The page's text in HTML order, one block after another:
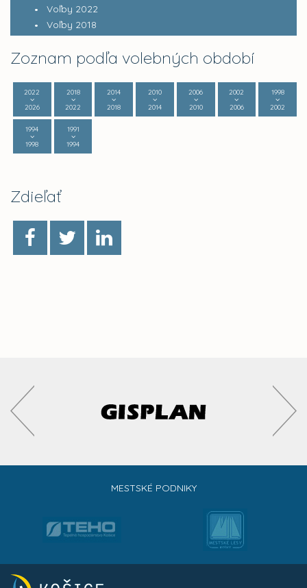
Voľby 2022
Voľby 2018
Zoznam podľa volebných období
2022
2026
2018
2022
2014
2018
2010
2014
2006
2010
2002
2006
1998
2002
1994
1998
1991
1994
Zdieľať
MESTSKÉ PODNIKY